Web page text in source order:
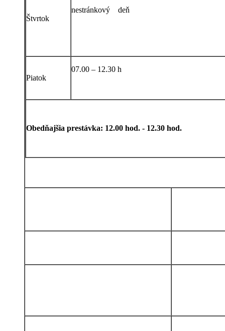
Štvrtok
nestránkový deň
Piatok
07.00 – 12.30 h
Obedňajšia prestávka: 12.00 hod. - 12.30 hod.